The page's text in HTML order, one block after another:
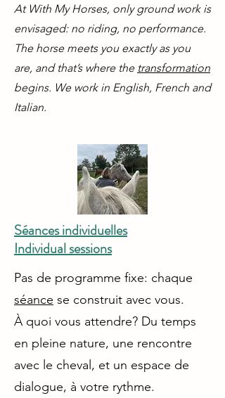
At With My Horses, only ground work is
envisaged: no riding, no performance.
The horse meets you exactly as you
are, and that’s where the transformation
begins. We work in English, French and
Italian.
Séances individuelles
Individual sessions
Pas de programme fixe: chaque
séance se construit avec vous.
À quoi vous attendre? Du temps
en pleine nature, une rencontre
avec le cheval, et un espace de
dialogue, à votre rythme.